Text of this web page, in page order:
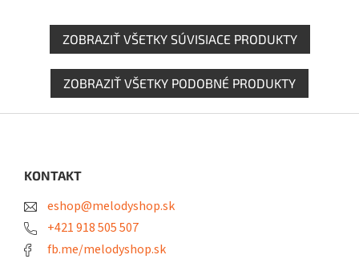
ZOBRAZIŤ VŠETKY SÚVISIACE PRODUKTY
ZOBRAZIŤ VŠETKY PODOBNÉ PRODUKTY
KONTAKT
eshop@melodyshop.sk
+421 918 505 507
fb.me/melodyshop.sk